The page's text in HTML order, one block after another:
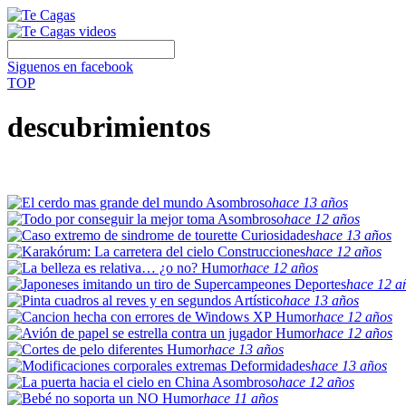
Siguenos en facebook
TOP
descubrimientos
Asombrosohace 13 años
Asombrosohace 12 años
Curiosidadeshace 13 años
Construccioneshace 12 años
Humorhace 12 años
Deporteshace 12
Artísticohace 13 años
Humorhace 12 años
Humorhace 12 años
Humorhace 13 años
Deformidadeshace 13 años
Asombrosohace 12 años
Humorhace 11 años